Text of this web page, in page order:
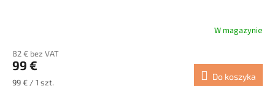
W magazynie
82 € bez VAT
99 €
Cena
99 € / 1 szt.
Do koszyka